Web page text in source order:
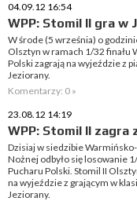
04.09.12 16:54
WPP: Stomil II gra w
W środe (5 września) o
Olsztyn w ramach 1/32 finału
Polski zagrają na wyjeździe z
Jeziorany.
Komentarzy: 0 »
23.08.12 14:19
WPP: Stomil II zagra
Dzisiaj w siedzibie
Nożnej odbyło się losowanie
Pucharu Polski. Stomil II
na wyjeździe z grającym w
Jeziorany.